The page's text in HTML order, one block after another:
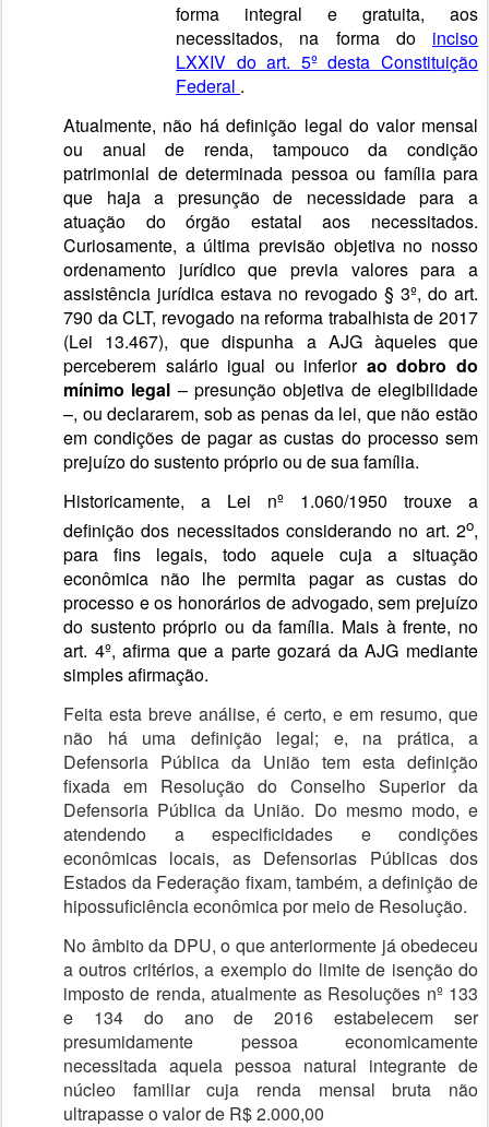
forma integral e gratuita, aos
necessitados, na forma do inciso
LXXIV do art. 5º desta Constituição
Federal .
Atualmente, não há definição legal do valor mensal
ou anual de renda, tampouco da condição
patrimonial de determinada pessoa ou família para
que haja a presunção de necessidade para a
atuação do órgão estatal aos necessitados.
Curiosamente, a última previsão objetiva no nosso
ordenamento jurídico que previa valores para a
assistência jurídica estava no revogado § 3º, do art.
790 da CLT, revogado na reforma trabalhista de 2017
(Lei 13.467), que dispunha a AJG àqueles que
perceberem salário igual ou inferior ao dobro do
mínimo legal – presunção objetiva de elegibilidade
–, ou declararem, sob as penas da lei, que não estão
em condições de pagar as custas do processo sem
prejuízo do sustento próprio ou de sua família.
Historicamente, a Lei nº 1.060/1950 trouxe a
definição dos necessitados considerando no art. 2o,
para fins legais, todo aquele cuja a situação
econômica não lhe permita pagar as custas do
processo e os honorários de advogado, sem prejuízo
do sustento próprio ou da família. Mais à frente, no
art. 4º, afirma que a parte gozará da AJG mediante
simples afirmação.
Feita esta breve análise, é certo, e em resumo, que
não há uma definição legal; e, na prática, a
Defensoria Pública da União tem esta definição
fixada em Resolução do Conselho Superior da
Defensoria Pública da União. Do mesmo modo, e
atendendo a especificidades e condições
econômicas locais, as Defensorias Públicas dos
Estados da Federação fixam, também, a definição de
hipossuficiência econômica por meio de Resolução.
No âmbito da DPU, o que anteriormente já obedeceu
a outros critérios, a exemplo do limite de isenção do
imposto de renda, atualmente as Resoluções nº 133
e 134 do ano de 2016 estabelecem ser
presumidamente pessoa economicamente
necessitada aquela pessoa natural integrante de
núcleo familiar cuja renda mensal bruta não
ultrapasse o valor de R$ 2.000,00